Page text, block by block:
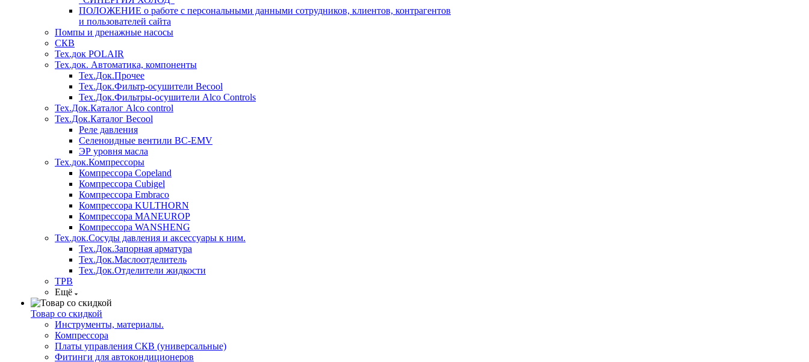
ПОЛОЖЕНИЕ о работе с персональными данными сотрудников, клиентов, контрагентов
и пользователей сайта
Помпы и дренажные насосы
СКВ
Тех.док POLAIR
Тех.док. Автоматика, компоненты
Тех.Док.Прочее
Тех.Док.Фильтр-осушители Becool
Тех.Док.Фильтры-осушители Alco Controls
Тех.Док.Каталог Alco control
Тех.Док.Каталог Becool
Реле давления
Селеноидные вентили BC-EMV
ЭР уровня масла
Тех.док.Компрессоры
Компрессора Copeland
Компрессора Cubigel
Компрессора Embraco
Компрессора KULTHORN
Компрессора MANEUROP
Компрессора WANSHENG
Тех.док.Сосуды давления и аксессуары к ним.
Тех.Док.Запорная арматура
Тех.Док.Маслоотделитель
Тех.Док.Отделители жидкости
ТРВ
Ещё
Товар со скидкой
Инструменты, материалы.
Компрессора
Платы управления СКВ (универсальные)
Фитинги для автокондиционеров